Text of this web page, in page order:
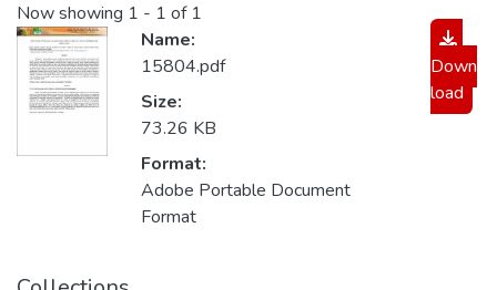
Now showing 1 - 1 of 1
Name:
15804.pdf
Size:
73.26 KB
Format:
Adobe Portable Document
Format
Down
load